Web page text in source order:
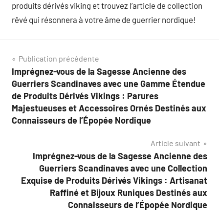
produits dérivés viking et trouvez l’article de collection
rêvé qui résonnera à votre âme de guerrier nordique!
Navigation
de
l’article
Publication précédente
Imprégnez-vous de la Sagesse Ancienne des
Guerriers Scandinaves avec une Gamme Étendue
de Produits Dérivés Vikings : Parures
Majestueuses et Accessoires Ornés Destinés aux
Connaisseurs de l’Épopée Nordique
Article suivant
Imprégnez-vous de la Sagesse Ancienne des
Guerriers Scandinaves avec une Collection
Exquise de Produits Dérivés Vikings : Artisanat
Raffiné et Bijoux Runiques Destinés aux
Connaisseurs de l’Épopée Nordique